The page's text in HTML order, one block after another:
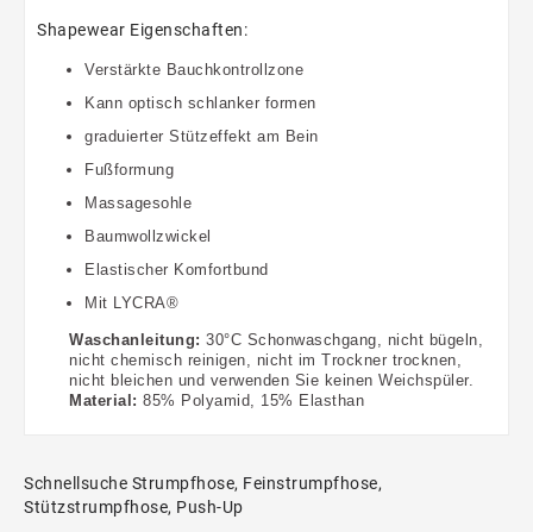
Shapewear Eigenschaften:
Verstärkte Bauchkontrollzone
Kann optisch schlanker formen
graduierter Stützeffekt am Bein
Fußformung
Massagesohle
Baumwollzwickel
Elastischer Komfortbund
Mit LYCRA®
Waschanleitung: 30°C Schonwaschgang, nicht bügeln,
nicht chemisch reinigen, nicht im Trockner trocknen,
nicht bleichen und verwenden Sie keinen Weichspüler.
Material: 85% Polyamid, 15% Elasthan
Schnellsuche Strumpfhose, Feinstrumpfhose,
Stützstrumpfhose, Push-Up